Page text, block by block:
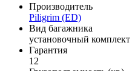
Производитель
Piligrim (ED)
Вид багажника
установочный комплект
Гарантия
12